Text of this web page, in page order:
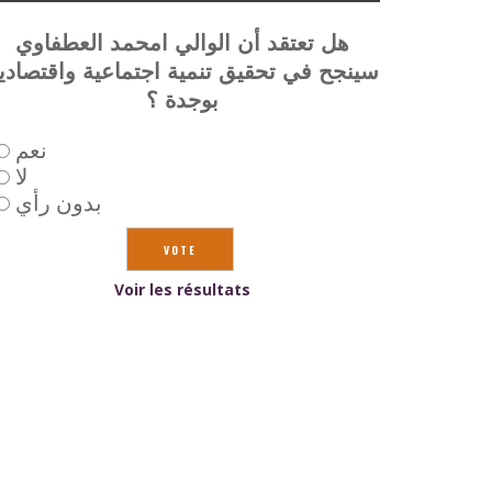
هل تعتقد أن الوالي امحمد العطفاوي
سينجح في تحقيق تنمية اجتماعية
بوجدة ؟
نعم
لا
بدون رأي
Voir les résultats